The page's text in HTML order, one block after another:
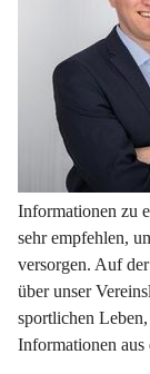
Informationen zu
sehr empfehlen,
versorgen. Auf
über unser
sportlichen
Informationen aus